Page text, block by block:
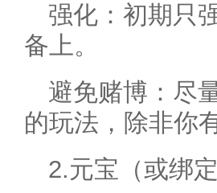
强化：初期只
备上。
避免赌博：尽
的玩法，除非你
2.元宝（或绑